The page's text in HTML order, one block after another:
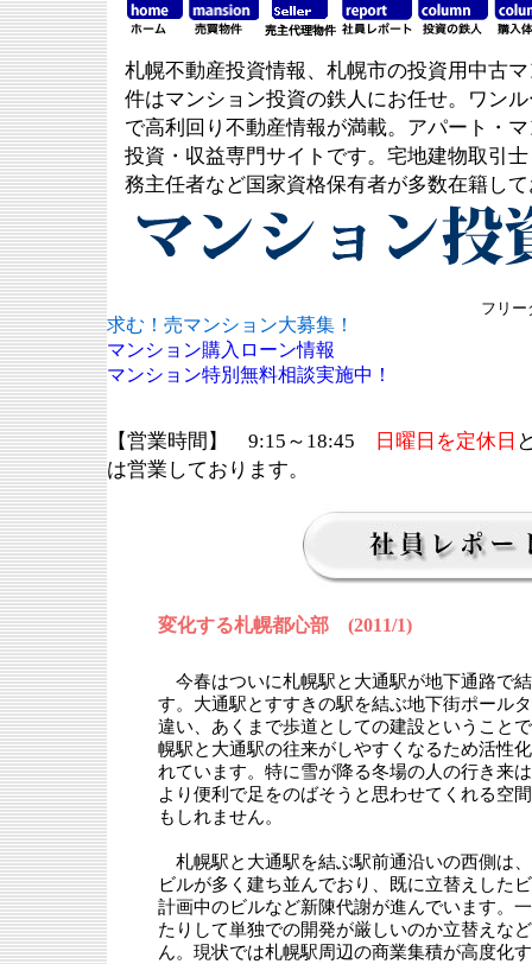
札幌不動産投資情報、札幌市の投資用中古
件はマンション投資の鉄人にお任せ。ワン
で高利回り不動産情報が満載。アパート・
投資・収益専門サイトです。宅地建物取引
務主任者など国家資格保有者が多数在籍し
求む！売マンション大募集！
マンション購入ローン情報
マンション特別無料相談実施中！
フリー
【営業時間】 9:15～18:45 日曜日を定休日
は営業しております。
変化する札幌都心部 (2011/1)
今春はついに札幌駅と大通駅が地下通路で
す。大通駅とすすきの駅を結ぶ地下街ポール
違い、あくまで歩道としての建設ということ
幌駅と大通駅の往来がしやすくなるため活性
れています。特に雪が降る冬場の人の行き来
より便利で足をのばそうと思わせてくれる空
もしれません。
札幌駅と大通駅を結ぶ駅前通沿いの西側は
ビルが多く建ち並んでおり、既に立替えした
計画中のビルなど新陳代謝が進んでいます。
たりして単独での開発が厳しいのか立替えな
ん。現状では札幌駅周辺の商業集積が高度化